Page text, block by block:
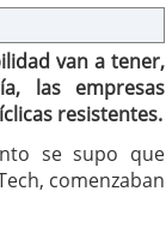
a la que nadie
siguen
la racha
van a tener,
las empresas
resistentes.
se supo que
comenzaban